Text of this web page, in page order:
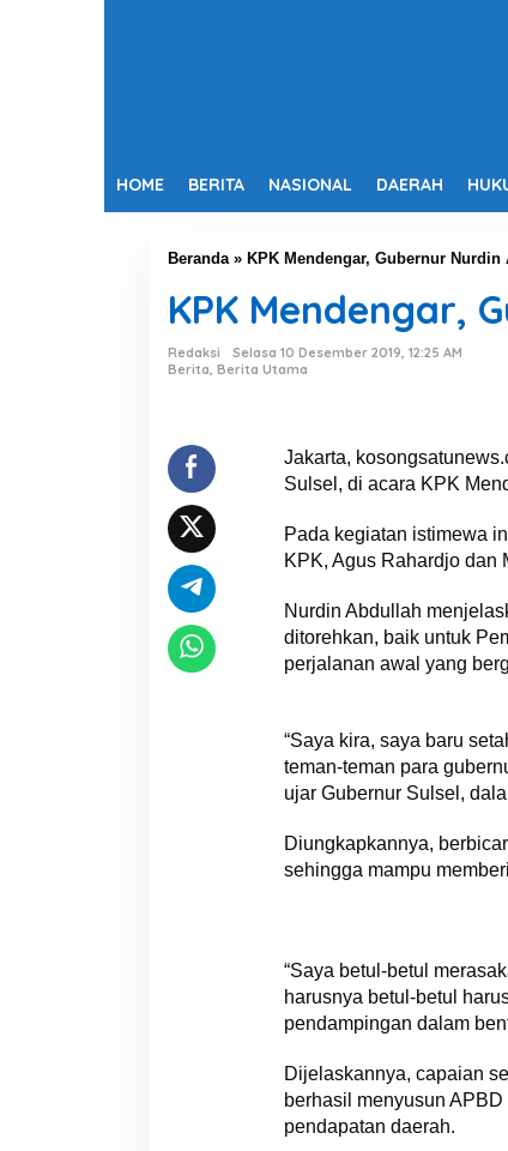
HOME BERITA NASIONAL DAERAH
Beranda» KPK Mendengar, Gubernur
KPK Mendengar,
Redaksi
Selasa 10 Desember 2019, 12:25 AM
Berita, Berita Utama
Jakarta,
Sulsel, di acara KPK
Pada kegiatan istimewa
KPK, Agus Rahardjo dan
Nurdin Abdullah
ditorehkan, baik untuk
perjalanan awal yang
“Saya kira, saya baru
teman-teman para
ujar Gubernur Sulsel,
Diungkapkannya,
sehingga mampu
“Saya betul-betul
harusnya betul-betul
pendampingan dalam
Dijelaskannya, capaian
berhasil menyusun
pendapatan daerah.